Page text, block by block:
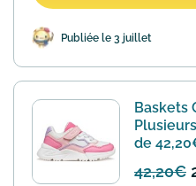
Publiée le 3 juillet
Baskets
de
42,20€